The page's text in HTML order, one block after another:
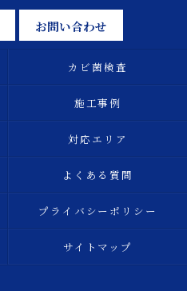
お問い合わせ
カビ菌検査
施工事例
対応エリア
よくある質問
プライバシーポリシー
サイトマップ